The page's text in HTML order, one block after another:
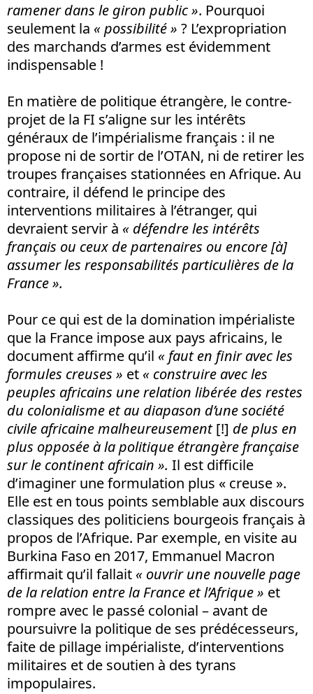
ramener dans le giron public». Pourquoi
seulement la «possibilité» ? L’expropriation
des marchands d’armes est évidemment
indispensable !
En matière de politique étrangère, le contre-
projet de la FI s’aligne sur les intérêts
généraux de l’impérialisme français : il ne
propose ni de sortir de l’OTAN, ni de retirer les
troupes françaises stationnées en Afrique. Au
contraire, il défend le principe des
interventions militaires à l’étranger, qui
devraient servir à « défendre les intérêts
français ou ceux de partenaires ou encore [à]
assumer les responsabilités particulières de la
France ».
Pour ce qui est de la domination impérialiste
que la France impose aux pays africains, le
document affirme qu’il « faut en finir avec les
formules creuses » et « construire avec les
peuples africains une relation libérée des restes
du colonialisme et au diapason d’une société
civile africaine malheureusement[!] de plus en
plus opposée à la politique étrangère française
sur le continent africain ». Il est difficile
d’imaginer une formulation plus « creuse ».
Elle est en tous points semblable aux discours
classiques des politiciens bourgeois français à
propos de l’Afrique. Par exemple, en visite au
Burkina Faso en 2017, Emmanuel Macron
affirmait qu’il fallait « ouvrir une nouvelle page
de la relation entre la France et l’Afrique » et
rompre avec le passé colonial – avant de
poursuivre la politique de ses prédécesseurs,
faite de pillage impérialiste, d’interventions
militaires et de soutien à des tyrans
impopulaires.